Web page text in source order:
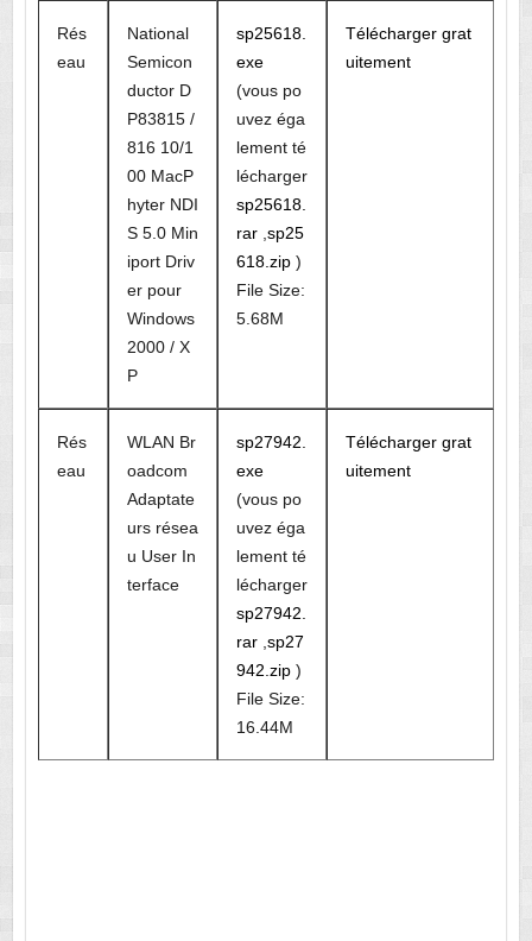
Rés
eau
National
Semicon
ductor D
P83815 /
816 10/1
00 MacP
hyter NDI
S 5.0 Min
iport Driv
er pour
Windows
2000 / X
P
sp25618.
exe
(vous po
uvez éga
lement té
lécharger
sp25618.
rar, sp25
618.zip)
File Size:
5.68M
Télécharger grat
uitement
Rés
eau
WLAN Br
oadcom
Adaptate
urs résea
u User In
terface
sp27942.
exe
(vous po
uvez éga
lement té
lécharger
sp27942.
rar, sp27
942.zip)
File Size:
16.44M
Télécharger grat
uitement